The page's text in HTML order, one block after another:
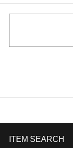
ITEM SEARCH